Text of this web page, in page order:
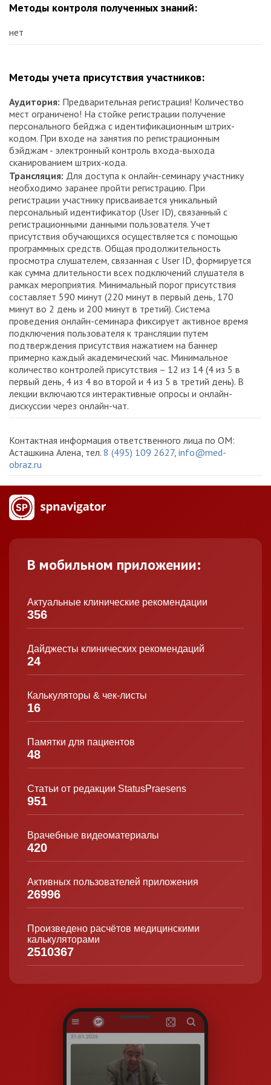
Методы контроля полученных знаний:
нет
Методы учета присутствия участников:
Аудитория: Предварительная регистрация! Количество
мест ограничено! На стойке регистрации получение
персонального бейджа с идентификационным штрих-
кодом. При входе на занятия по регистрационным
бэйджам - электронный контроль входа-выхода
сканированием штрих-кода.
Трансляция: Для доступа к онлайн-семинару участнику
необходимо заранее пройти регистрацию. При
регистрации участнику присваивается уникальный
персональный идентификатор (User ID), связанный с
регистрационными данными пользователя. Учет
присутствия обучающихся осуществляется с помощью
программных средств. Общая продолжительность
просмотра слушателем, связанная с User ID, формируется
как сумма длительности всех подключений слушателя в
рамках мероприятия. Минимальный порог присутствия
составляет 590 минут (220 минут в первый день, 170
минут во 2 день и 200 минут в третий). Система
проведения онлайн-семинара фиксирует активное время
подключения пользователя к трансляции путем
подтверждения присутствия нажатием на баннер
примерно каждый академический час. Минимальное
количество контролей присутствия – 12 из 14 (4 из 5 в
первый день, 4 из 4 во второй и 4 из 5 в третий день). В
лекции включаются интерактивные опросы и онлайн-
дискуссии через онлайн-чат.
Контактная информация ответственного лица по ОМ:
Асташкина Алена, тел. 8 (495) 109 2627, info@med-
obraz.ru
В мобильном приложении:
Актуальные клинические рекомендации
356
Дайджесты клинических рекомендаций
24
Калькуляторы & чек-листы
16
Памятки для пациентов
48
Статьи от редакции StatusPraesens
951
Врачебные видеоматериалы
420
Активных пользователей приложения
26996
Произведено расчётов медицинскими
калькуляторами
2510367